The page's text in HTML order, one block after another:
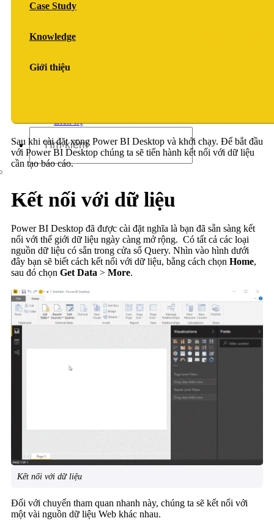
Dịch vụ chăm sóc website
Case Study
Knowledge
Giới thiệu
Liên hệ
Sau khi cài đặt xong Power BI Desktop và khởi chạy. Để bắt đầu
với Power BI Desktop chúng ta sẽ tiến hành kết nối với dữ liệu
cần tạo báo cáo.
Kết nối với dữ liệu
Power BI Desktop đã được cài đặt nghĩa là bạn đã sẵn sàng kết
nối với thế giới dữ liệu ngày càng mở rộng. Có tất cả các loại
nguồn dữ liệu có sẵn trong cửa sổ Query. Nhìn vào hình dưới
đây bạn sẽ biết cách kết nối với dữ liệu, bằng cách chọn Home,
sau đó chọn Get Data > More.
Kết nối với dữ liệu
Đối với chuyến tham quan nhanh này, chúng ta sẽ kết nối với
một vài nguồn dữ liệu Web khác nhau.